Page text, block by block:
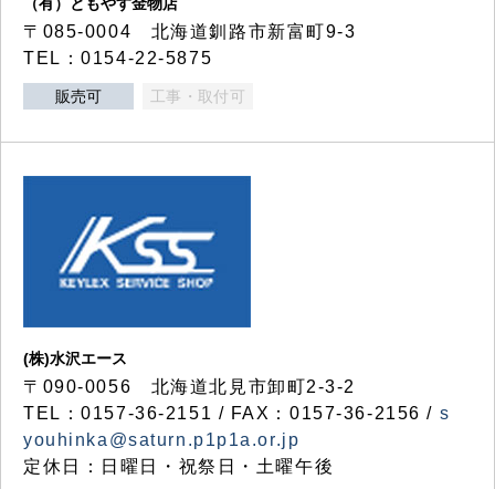
〒085-0004 北海道釧路市新富町9-3
TEL：0154-22-5875
販売可 工事・取付可
(株)水沢エース
〒090-0056 北海道北見市卸町2-3-2
TEL：0157-36-2151 / FAX：0157-36-2156 / s
youhinka@saturn.p1p1a.or.jp
定休日：日曜日・祝祭日・土曜午後